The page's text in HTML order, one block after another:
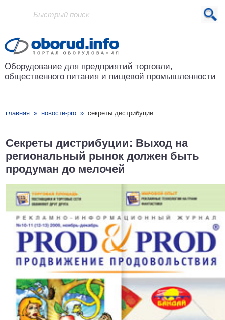
Проект основан в 2001 году
Оборудование для предприятий торговли,
общественного питания и пищевой промышленности
главная » новости-pro » секреты дистрибуции
Секреты дистрибуции: Выход на
региональный рынок должен быть
продуман до мелочей